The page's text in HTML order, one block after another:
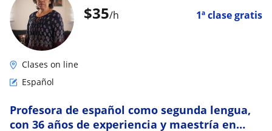
$35/h 1ª clase gratis
Clases on line
Español
Profesora de español como segunda lengua,
con 36 años de experiencia y maestría en